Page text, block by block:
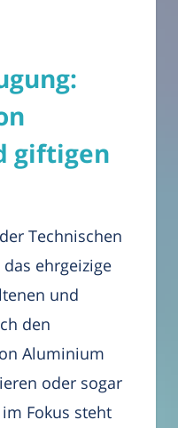
giftigen
Technischen
ehrgeizige
und
den
Aluminium
oder sogar
Fokus steht